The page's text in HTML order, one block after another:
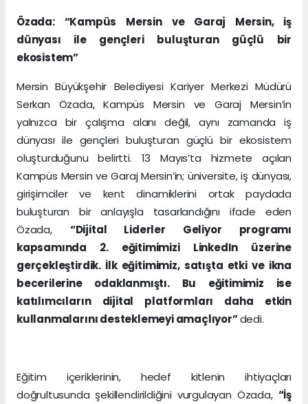
Özada: “Kampüs Mersin ve Garaj Mersin, iş
dünyası ile gençleri buluşturan güçlü bir
ekosistem”
Mersin Büyükşehir Belediyesi Kariyer Merkezi Müdürü
Serkan Özada, Kampüs Mersin ve Garaj Mersin’in
yalnızca bir çalışma alanı değil, aynı zamanda iş
dünyası ile gençleri buluşturan güçlü bir ekosistem
oluşturduğunu belirtti. 13 Mayıs’ta hizmete açılan
Kampüs Mersin ve Garaj Mersin’in; üniversite, iş dünyası,
girişimciler ve kent dinamiklerini ortak paydada
buluşturan bir anlayışla tasarlandığını ifade eden
Özada, “Dijital Liderler Geliyor programı
kapsamında 2. eğitimimizi LinkedIn üzerine
gerçekleştirdik. İlk eğitimimiz, satışta etki ve ikna
becerilerine odaklanmıştı. Bu eğitimimiz ise
katılımcıların dijital platformları daha etkin
kullanmalarını desteklemeyi amaçlıyor”dedi.
Eğitim içeriklerinin, hedef kitlenin ihtiyaçları
doğrultusunda şekillendirildiğini vurgulayan Özada, “İş